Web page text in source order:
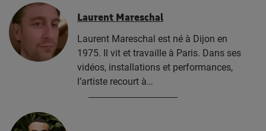
Laurent Mareschal
Laurent Mareschal est né à Dijon en
1975. Il vit et travaille à Paris. Dans ses
vidéos, installations et performances,
l’artiste recourt à…